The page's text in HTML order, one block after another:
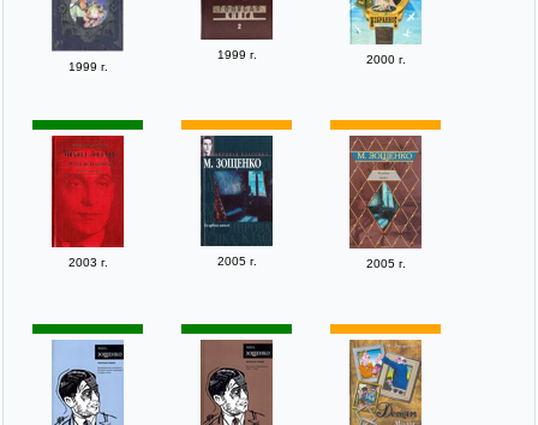
1999 г.
1999 г. 2000 г.
2003 г. 2005 г. 2005 г.